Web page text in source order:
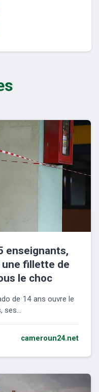
enseignants,
fillette de
le choc
de 14 ans ouvre le
cameroun24.net